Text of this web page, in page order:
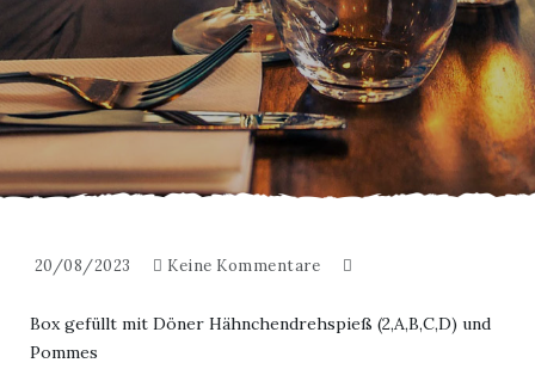
20/08/2023 Keine Kommentare
Box gefüllt mit Döner Hähnchendrehspieß (2,A,B,C,D) und
Pommes